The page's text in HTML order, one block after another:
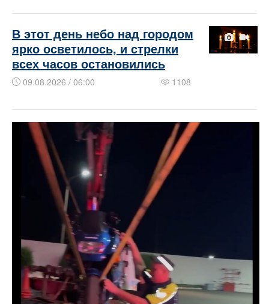
В этот день небо над городом
ярко осветилось, и стрелки
всех часов остановились
09.08.2026 / 06:00 1108